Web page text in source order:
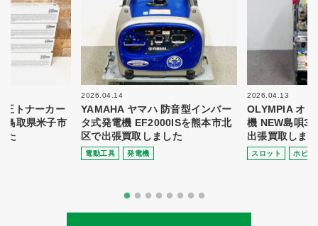
トナーカー
鳥取県米子市
た
2026.04.14
YAMAHA ヤマハ 防音型インバー
タ式発電機 EF2000ISを熊本市北
区で出張買取しました
電動⼯具 発電機
2026.04.13
OLYMPIA オ
機 NEW島唄
出張買取しま
スロット ホビー